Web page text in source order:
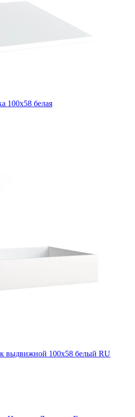
100х58 белая
выдвижной 100х58 белый RU